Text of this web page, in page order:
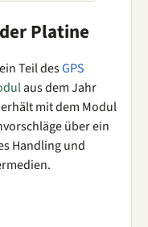
Platine
Teil desGPS
aus dem Jahr
mit dem Modul
über ein
Handling und